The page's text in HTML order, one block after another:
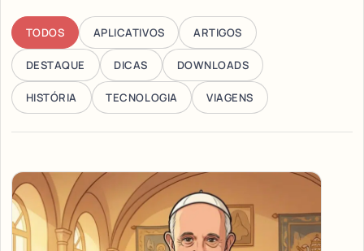
TODOS APLICATIVOS ARTIGOS
DESTAQUE DICAS DOWNLOADS
HISTÓRIA TECNOLOGIA VIAGENS
Articles